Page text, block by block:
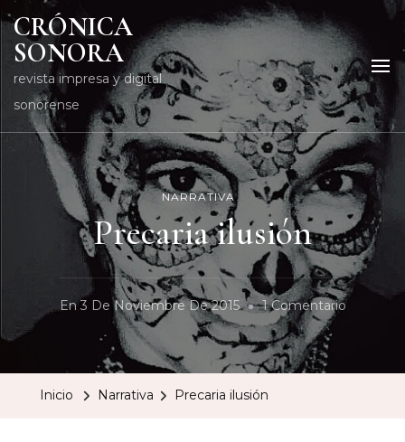
CRÓNICA
SONORA
revista impresa y digital
sonorense
NARRATIVA
Precaria ilusión
En3 De Noviembre De 2015 1 ComentarioEn
Inicio Narrativa Precaria ilusión